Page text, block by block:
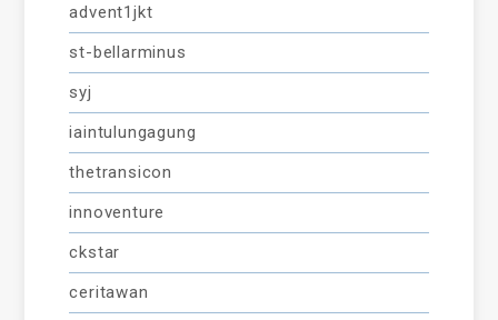
advent1jkt
st-bellarminus
syj
iaintulungagung
thetransicon
innoventure
ckstar
ceritawan